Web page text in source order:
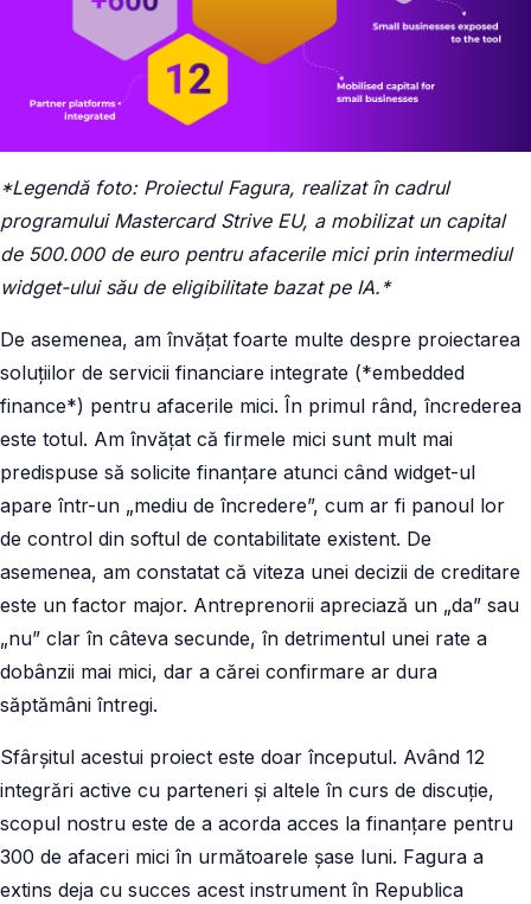
*Legendă foto: Proiectul Fagura, realizat în cadrul
programului Mastercard Strive EU, a mobilizat un capital
de 500.000 de euro pentru afacerile mici prin intermediul
widget-ului său de eligibilitate bazat pe IA.*
De asemenea, am învățat foarte multe despre proiectarea
soluțiilor de servicii financiare integrate (*embedded
finance*) pentru afacerile mici. În primul rând, încrederea
este totul. Am învățat că firmele mici sunt mult mai
predispuse să solicite finanțare atunci când widget-ul
apare într-un „mediu de încredere”, cum ar fi panoul lor
de control din softul de contabilitate existent. De
asemenea, am constatat că viteza unei decizii de creditare
este un factor major. Antreprenorii apreciază un „da” sau
„nu” clar în câteva secunde, în detrimentul unei rate a
dobânzii mai mici, dar a cărei confirmare ar dura
săptămâni întregi.
Sfârșitul acestui proiect este doar începutul. Având 12
integrări active cu parteneri și altele în curs de discuție,
scopul nostru este de a acorda acces la finanțare pentru
300 de afaceri mici în următoarele șase luni. Fagura a
extins deja cu succes acest instrument în Republica